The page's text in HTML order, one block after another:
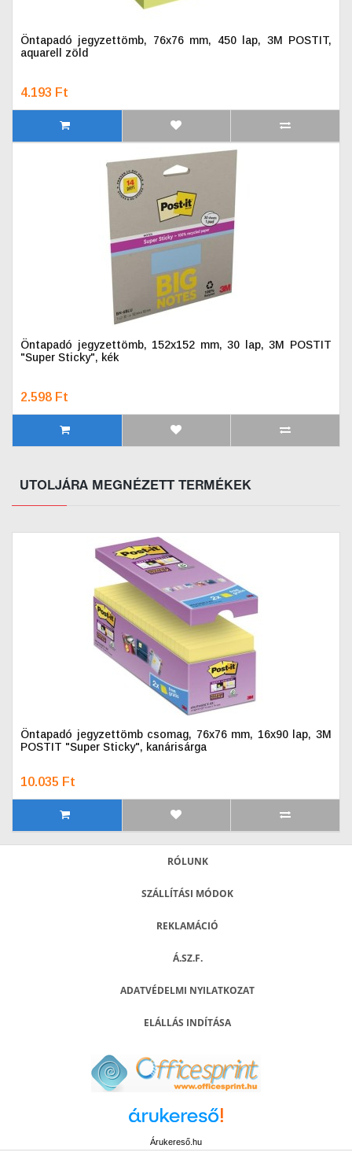
Öntapadó jegyzettömb, 76x76 mm, 450 lap, 3M POSTIT,
aquarell zöld
4.193 Ft
Öntapadó jegyzettömb, 152x152 mm, 30 lap, 3M POSTIT
"Super Sticky", kék
2.598 Ft
UTOLJÁRA MEGNÉZETT TERMÉKEK
Öntapadó jegyzettömb csomag, 76x76 mm, 16x90 lap, 3M
POSTIT "Super Sticky", kanárisárga
10.035 Ft
RÓLUNK
SZÁLLÍTÁSI MÓDOK
REKLAMÁCIÓ
Á.SZ.F.
ADATVÉDELMI NYILATKOZAT
ELÁLLÁS INDÍTÁSA
Árukereső.hu